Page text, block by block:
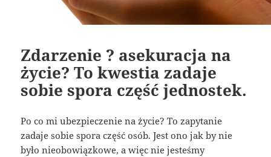
Zdarzenie ? asekuracja na
życie? To kwestia zadaje
sobie spora część jednostek.
Po co mi ubezpieczenie na życie? To zapytanie
zadaje sobie spora część osób. Jest ono jak by nie
było nieobowiązkowe, a więc nie jesteśmy